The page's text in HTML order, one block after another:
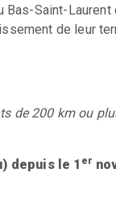
Bas-Saint-
de leur
de 200 km ou
depuis le 1 er